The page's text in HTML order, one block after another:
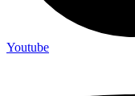
Youtube